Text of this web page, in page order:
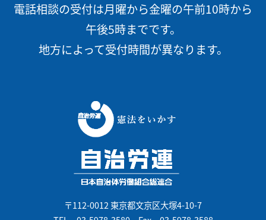
電話相談の受付は月曜から金曜の午前10時から
午後5時までです。
地方によって受付時間が異なります。
〒112-0012 東京都文京区大塚4-10-7